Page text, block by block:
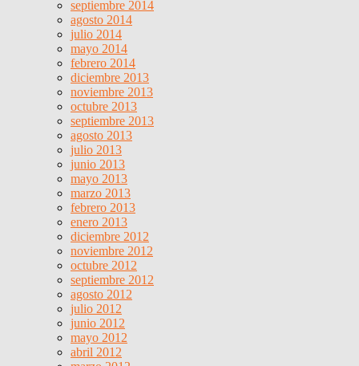
septiembre 2014
agosto 2014
julio 2014
mayo 2014
febrero 2014
diciembre 2013
noviembre 2013
octubre 2013
septiembre 2013
agosto 2013
julio 2013
junio 2013
mayo 2013
marzo 2013
febrero 2013
enero 2013
diciembre 2012
noviembre 2012
octubre 2012
septiembre 2012
agosto 2012
julio 2012
junio 2012
mayo 2012
abril 2012